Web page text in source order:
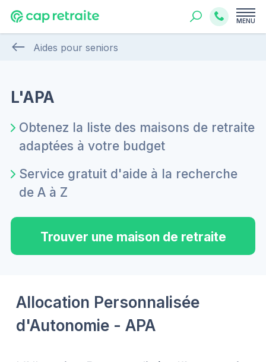
MENU
Aides pour seniors
L'APA
Obtenez la liste des maisons de retraite
adaptées à votre budget
Service gratuit d'aide à la recherche
de A à Z
Trouver une maison de retraite
Allocation Personnalisée
d'Autonomie - APA